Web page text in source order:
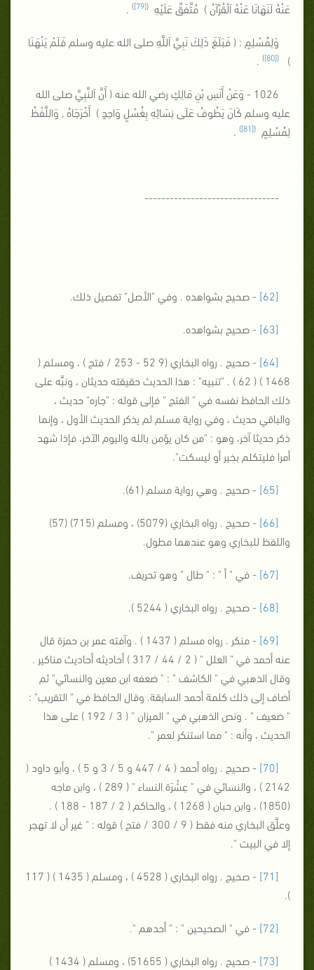
عَنْهُ لَنَهَانَا عَنْهُ اَلْقُرْآنُ ) مُتَّفَقٌ عَلَيْهِ (
[79]
)
.
وَلِمُسْلِمٍ : ( فَبَلَغَ ذَلِكَ نَبِيَّ اَللَّهِ صلى الله عليه وسلم فَلَمْ يَنْهَنَا
)
(
[80]
)
.
1026 - وَعَنْ أَنَسِ بْنِ مَالِكٍ رضي الله عنه ( أَنَّ اَلنَّبِيَّ صلى الله
عليه وسلم كَانَ يَطُوفُ عَلَى نِسَائِهِ بِغُسْلٍ وَاحِدٍ ) أَخْرَجَاهُ , وَاللَّفْظُ
لِمُسْلِمٍ (
[81]
)
.
--------------------------------
[62] - صحيح بشواهده . وفي "الأصل" تفصيل ذلك.
[63] - صحيح بشواهده.
[64]
- صحيح . رواه البخاري (9 52 - 253 / فتح ) ، ومسلم (
1468 ) ( 62 ) . "تنبيه" : هذا الحديث حقيقته حديثان ، ونبَّه على
ذلك الحافظ نفسه في " الفتح " فإلى قوله : "جاره" حديث ،
والباقي حديث ، وفي رواية مسلم لم يذكر الحديث الأول ، وإنما
ذكر حديثا آخر، وهو : "من كان يؤمن بالله واليوم الآخر، فإذا شهد
أمرا فليتكلم بخير أو ليسكت".
[65] - صحيح . وهي رواية مسلم (61).
[66]
- صحيح . رواه البخاري (5079) ، ومسلم (715) (57)
واللفظ للبخاري وهو عندهما مطول.
[67] - في " أ " : " طال " وهو تحريف.
[68] - صحيح . رواه البخاري ( 5244 ).
[69]
- منكر . رواه مسلم ( 1437 ) . وآفته عمر بن حمزة قال
عنه أحمد في " العلل " ( 2 / 44 / 317 ) أحاديثه أحاديث مناكير .
وقال الذهبي في " الكاشف " : " ضعفه ابن معين والنسائي" ثم
أضاف إلى ذلك كلمة أحمد السابقة. وقال الحافظ في " التقريب" :
" ضعيف " . ونص الذهبي في " الميزان " ( 3 / 192 ) على هذا
الحديث ، وأنه : " مما استنكر لعمر ".
[70]
- صحيح . رواه أحمد ( 4 / 447 و 5 / 3 و 5 ) ، وأبو داود (
2142 ) ، والنسائي في " عِشْرَة النساء " ( 289 ) ، وابن ماجه
(1850) ، وابن حبان ( 1268 ) ، والحاكم ( 2 / 187 - 188 ) .
وعلَّق البخاري منه فقط ( 9 / 300 / فتح ) قوله : " غير أن لا تهجر
إلا في البيت ".
[71]
- صحيح . رواه البخاري ( 4528 ) ، ومسلم ( 1435 ) ( 117
).
[72] - في " الصحيحين " : " أحدهم ".
[73]
- صحيح . رواه البخاري ( 51655) ، ومسلم ( 1434 )